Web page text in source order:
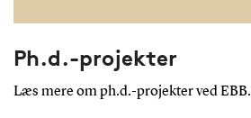
Ph.d.-projekter
Læs mere om ph.d.-projekter ved EBB.